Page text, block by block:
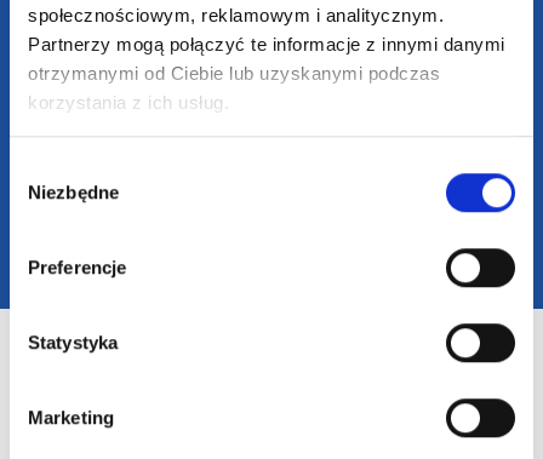
społecznościowym, reklamowym i analitycznym.
Partnerzy mogą połączyć te informacje z innymi danymi
otrzymanymi od Ciebie lub uzyskanymi podczas
korzystania z ich usług.
zgody
Niezbędne
Preferencje
Statystyka
Marketing
2025 SUPERGADŻET.com © Wszelkie prawa zastrzeżone /
design byVENTI